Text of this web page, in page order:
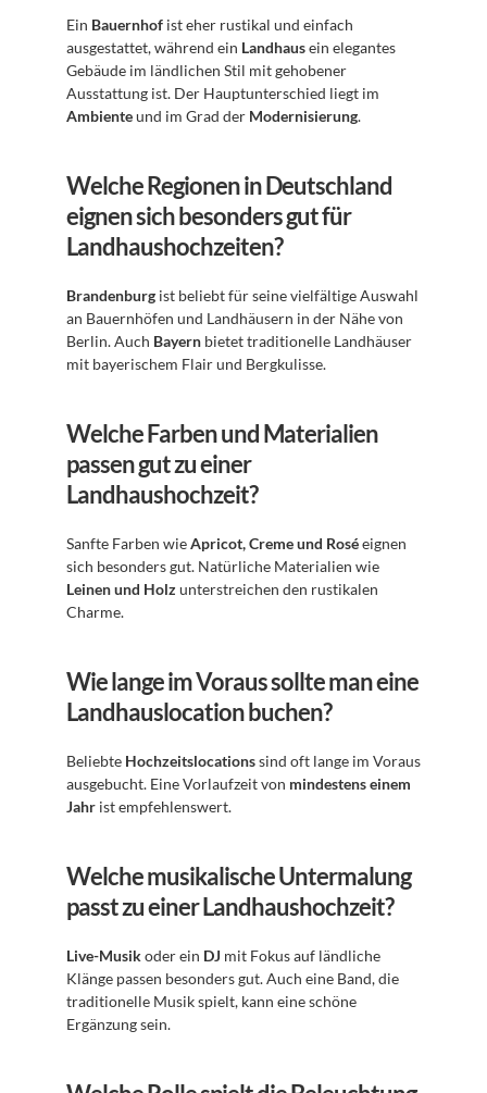
Ein Bauernhof ist eher rustikal und einfach
ausgestattet, während ein Landhaus ein elegantes
Gebäude im ländlichen Stil mit gehobener
Ambiente und im Grad der Modernisierung.
Welche Regionen in Deutschland
eignen sich besonders gut für
Landhaushochzeiten?
Brandenburg ist beliebt für seine vielfältige Auswahl
an Bauernhöfen und Landhäusern in der Nähe von
Berlin. Auch Bayern bietet traditionelle Landhäuser
mit bayerischem Flair und Bergkulisse.
Welche Farben und Materialien
passen gut zu einer
Landhaushochzeit?
Sanfte Farben wie Apricot, Creme und Rosé eignen
Leinen und Holz unterstreichen den rustikalen
Charme.
Wie lange im Voraus sollte man eine
Landhauslocation buchen?
Beliebte Hochzeitslocations sind oft lange im Voraus
ausgebucht. Eine Vorlaufzeit von mindestens einem
Jahr ist empfehlenswert.
Welche musikalische Untermalung
passt zu einer Landhaushochzeit?
Live-Musik oder ein DJ mit Fokus auf ländliche
Klänge passen besonders gut. Auch eine Band, die
traditionelle Musik spielt, kann eine schöne
Ergänzung sein.